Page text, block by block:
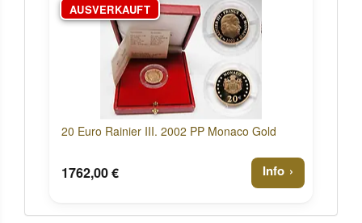
AUSVERKAUFT
20 Euro Rainier III. 2002 PP Monaco Gold
1762,00 € Info